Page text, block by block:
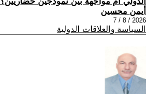
أيمن محسين
2026 / 8 / 7
السياسة والعلاقات الدولية